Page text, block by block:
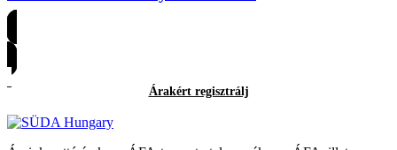
Árakért regisztrálj